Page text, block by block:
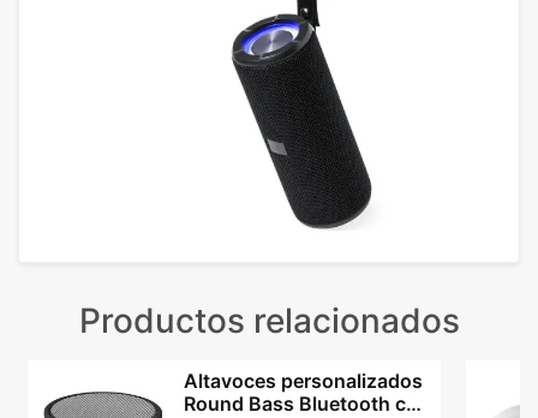
Productos relacionados
Altavoces personalizados
Round Bass Bluetooth con